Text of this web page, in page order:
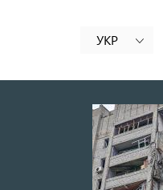
УКР